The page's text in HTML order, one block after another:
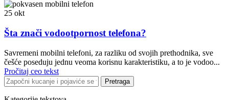
25 okt
Šta znači vodootpornost telefona?
Savremeni mobilni telefoni, za razliku od svojih prethodnika, sve
češće poseduju jednu veoma korisnu karakteristiku, a to je vodoo...
Pročitaj ceo tekst
Pretraga